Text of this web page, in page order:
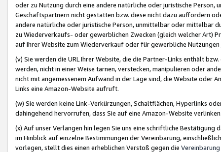
oder zu Nutzung durch eine andere natürliche oder juristische
Geschäftspartnern nicht gestatten bzw. diese nicht dazu auffordern
andere natürliche oder juristische Person, unmittelbar oder mittelbar
zu Wiederverkaufs- oder gewerblichen Zwecken (gleich welcher Art)
auf Ihrer Website zum Wiederverkauf oder für gewerbliche
(v) Sie werden die URL Ihrer Website, die die Partner-Links enthält
werden, nicht in einer Weise tarnen, verstecken, manipulieren oder
nicht mit angemessenem Aufwand in der Lage sind, die Website oder
Links eine Amazon-Website aufruft.
(w) Sie werden keine Link-Verkürzungen, Schaltflächen, Hyperlinks
dahingehend hervorrufen, dass Sie auf eine Amazon-Website
(x) Auf unser Verlangen hin legen Sie uns eine schriftliche
im Hinblick auf einzelne Bestimmungen der Vereinbarung,
vorlegen, stellt dies einen erheblichen Verstoß gegen die Vereinbarung